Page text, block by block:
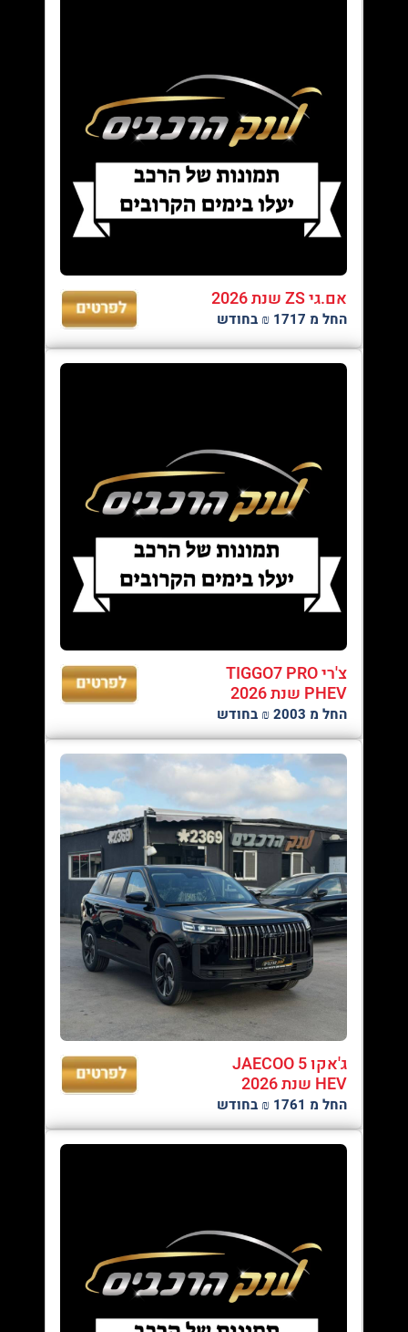
אם.גי ZS שנת 2026
החל מ 1717 ₪ בחודש
צ'רי TIGGO7 PRO
PHEV שנת 2026
החל מ 2003 ₪ בחודש
ג'אקו JAECOO 5
HEV שנת 2026
החל מ 1761 ₪ בחודש